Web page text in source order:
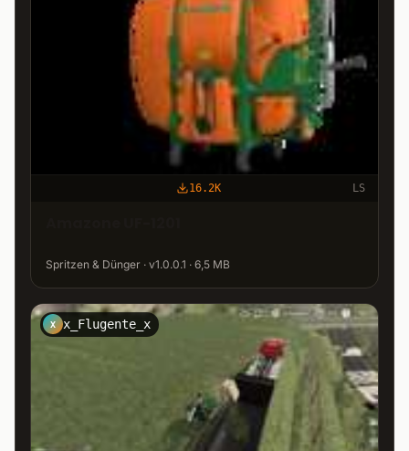
16.2K LS
Spritzen & Dünger · v1.0.0.1 · 6,5 MB
X x_Flugente_x